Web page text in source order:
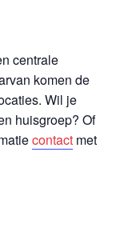
centrale
komen de
Wil je
huisgroep? Of
contact met